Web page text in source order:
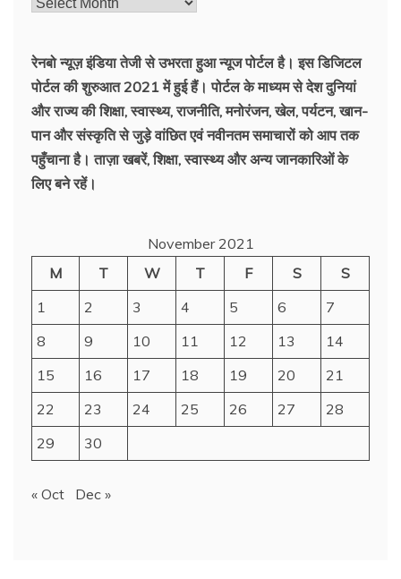
रेनबो न्यूज़ इंडिया तेजी से उभरता हुआ न्‍यूज पोर्टल है। इस डिजिटल
पोर्टल की शुरुआत 2021 में हुई हैं। पोर्टल के माध्यम से देश दुनियां
और राज्य की शिक्षा, स्वास्थ्य, राजनीति, मनोरंजन, खेल, पर्यटन, खान-
पान और संस्कृति से जुड़े वांछित एवं नवीनतम समाचारों को आप तक
पहुँचाना है। ताज़ा खबरें, शिक्षा, स्वास्थ्य और अन्य जानकारिओं के
लिए बने रहें।
November 2021
M
T W T F S
S
1
2 3 4 5 6
7
8
9 10 11 12 13
14
15
16 17 18 19 20
21
22
23 24 25 26 27
28
29
30
« Oct Dec »